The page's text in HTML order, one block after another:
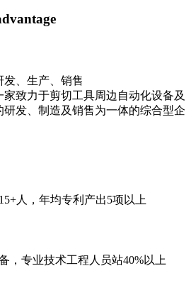
、生产、销售
致力于剪切工具周边自动化设备及
发、制造及销售为一体的综合型企
人，年均专利产出5项以上
，专业技术工程人员站40%以上